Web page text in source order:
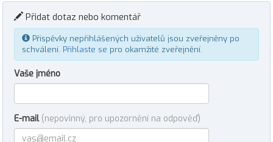
Přidat dotaz nebo komentář
Příspěvky nepřihlášených uživatelů jsou zveřejněny po
schválení. Přihlaste se pro okamžité zveřejnění.
Vaše jméno
E-mail (nepovinný, pro upozornění na odpověď)